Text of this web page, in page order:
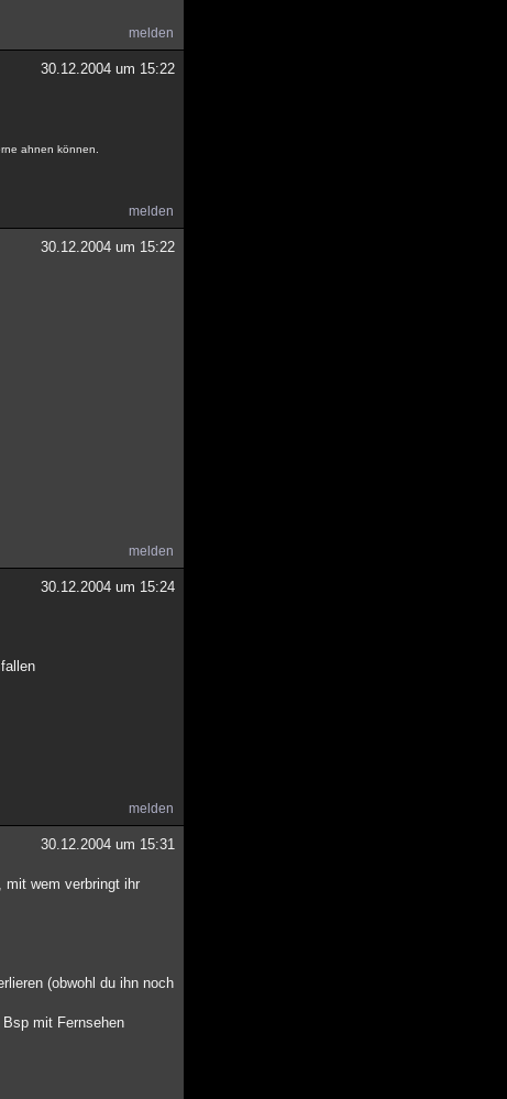
melden
30.12.2004 um 15:22
ahnen können.
melden
30.12.2004 um 15:22
melden
30.12.2004 um 15:24
melden
30.12.2004 um 15:31
mit wem verbringt ihr
(obwohl du ihn noch
mit Fernsehen